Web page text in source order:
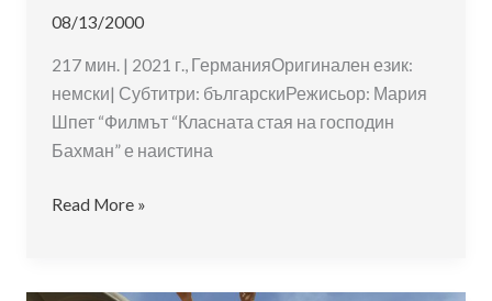
08/13/2000
217 мин. | 2021 г., ГерманияОригинален език:
немски| Субтитри: българскиРежисьор: Мария
Шпет “Филмът “Класната стая на господин
Бахман” е наистина
Класната
г-
Read More »